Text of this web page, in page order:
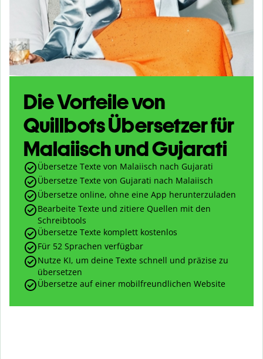
Die Vorteile von
Quillbots Übersetzer für
Malaiisch und Gujarati
Übersetze Texte von Malaiisch nach Gujarati
Übersetze Texte von Gujarati nach Malaiisch
Übersetze online, ohne eine App herunterzuladen
Bearbeite Texte und zitiere Quellen mit den
Schreibtools
Übersetze Texte komplett kostenlos
Für 52 Sprachen verfügbar
Nutze KI, um deine Texte schnell und präzise zu
übersetzen
Übersetze auf einer mobilfreundlichen Website